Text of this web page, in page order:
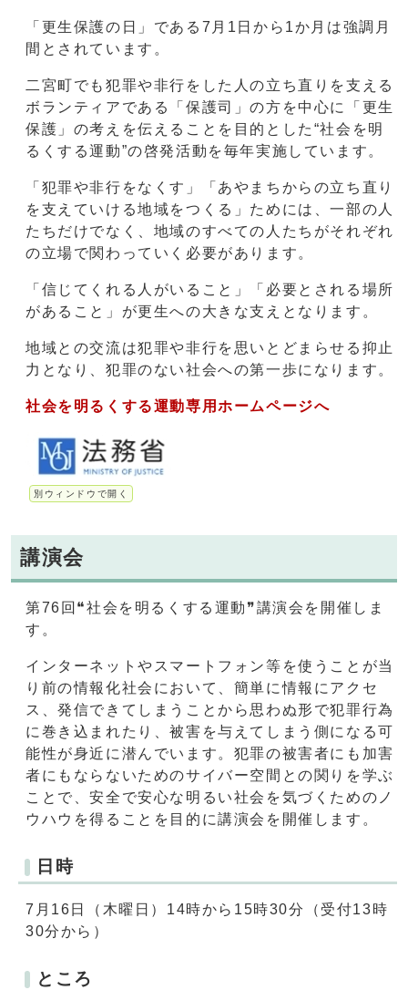
「更生保護の日」である7月1日から1か月は強調月
間とされています。
二宮町でも犯罪や非行をした人の立ち直りを支える
ボランティアである「保護司」の方を中心に「更生
保護」の考えを伝えることを目的とした“社会を明
るくする運動”の啓発活動を毎年実施しています。
「犯罪や非行をなくす」「あやまちからの立ち直り
を支えていける地域をつくる」ためには、一部の人
たちだけでなく、地域のすべての人たちがそれぞれ
の立場で関わっていく必要があります。
「信じてくれる人がいること」「必要とされる場所
があること」が更生への大きな支えとなります。
地域との交流は犯罪や非行を思いとどまらせる抑止
力となり、犯罪のない社会への第一歩になります。
社会を明るくする運動専用ホームページへ
別ウィンドウで開く
講演会
第76回❝社会を明るくする運動❞講演会を開催しま
す。
インターネットやスマートフォン等を使うことが当
り前の情報化社会において、簡単に情報にアクセ
ス、発信できてしまうことから思わぬ形で犯罪行為
に巻き込まれたり、被害を与えてしまう側になる可
能性が身近に潜んでいます。犯罪の被害者にも加害
者にもならないためのサイバー空間との関りを学ぶ
ことで、安全で安心な明るい社会を気づくためのノ
ウハウを得ることを目的に講演会を開催します。
日時
7月16日（木曜日）14時から15時30分（受付13時
30分から）
ところ